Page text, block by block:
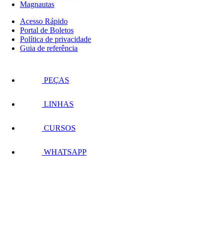
Magnautas
Acesso Rápido
Portal de Boletos
Política de privacidade
Guia de referência
PEÇAS
LINHAS
CURSOS
WHATSAPP